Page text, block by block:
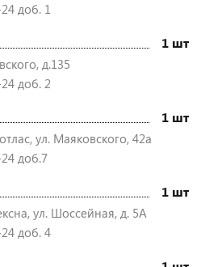
доб. 1
1 шт
д.135
доб. 2
1 шт
ул. Маяковского, 42а
доб.7
1 шт
ул. Шоссейная, д. 5А
доб. 4